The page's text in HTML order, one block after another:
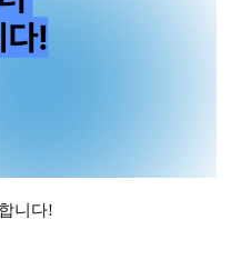
니다!